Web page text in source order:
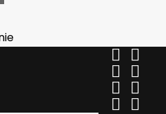
 
 
 
 